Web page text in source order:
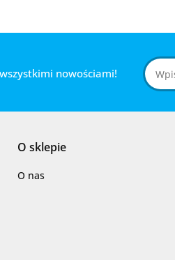
nowościami!
O sklepie
O nas